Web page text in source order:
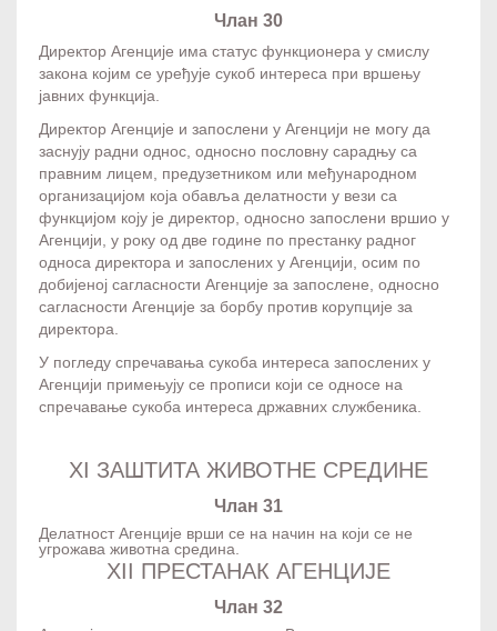
Члан 30
Директор Агенције има статус функционера у смислу
закона којим се уређује сукоб интереса при вршењу
јавних функција.
Директор Агенције и запослени у Агенцији не могу да
заснују радни однос, односно пословну сарадњу са
правним лицем, предузетником или међународном
организацијом која обавља делатности у вези са
функцијом коју је директор, односно запослени вршио у
Агенцији, у року од две године по престанку радног
односа директора и запослених у Агенцији, осим по
добијеној сагласности Агенције за запослене, односно
сагласности Агенције за борбу против корупције за
директора.
У погледу спречавања сукоба интереса запослених у
Агенцији примењују се прописи који се односе на
спречавање сукоба интереса државних службеника.
XI ЗАШТИТА ЖИВОТНЕ СРЕДИНЕ
Члан 31
Делатност Агенције врши се на начин на који се не
угрожава животна средина.
XII ПРЕСТАНАК АГЕНЦИЈЕ
Члан 32